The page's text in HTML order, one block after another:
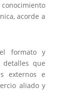
acorde a
formato y
detalles que
externos e
aliado y